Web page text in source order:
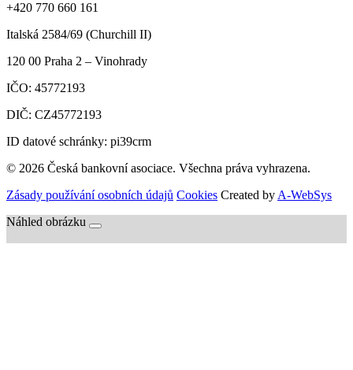
+420 770 660 161
Italská 2584/69 (Churchill II)
120 00 Praha 2 – Vinohrady
IČO: 45772193
DIČ: CZ45772193
ID datové schránky: pi39crm
© 2026 Česká bankovní asociace. Všechna práva vyhrazena.
Zásady používání osobních údajů Cookies Created by A-WebSys
Náhled obrázku